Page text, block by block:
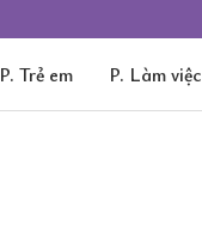
P. Trẻ em P. Làm việc